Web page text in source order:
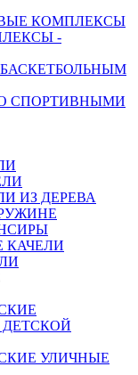
КОМПЛЕКСЫ
-
СПОРТИВНЫМИ
ИЗ ДЕРЕВА
УЛИЧНЫЕ